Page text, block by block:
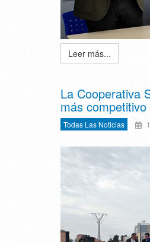
Leer más...
La Cooperativa
más
Todas Las Noticias